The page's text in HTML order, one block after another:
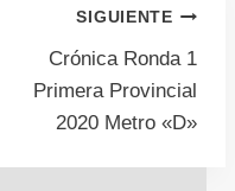
SIGUIENTE
Crónica Ronda 1
Primera Provincial
2020 Metro «D»